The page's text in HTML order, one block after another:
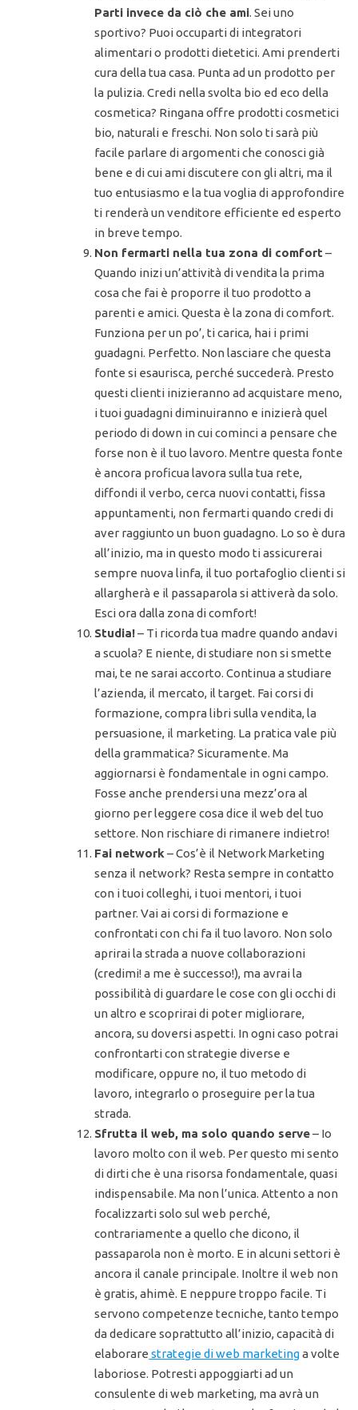
Parti invece da ciò che ami. Sei uno
sportivo? Puoi occuparti di integratori
alimentari o prodotti dietetici. Ami prenderti
cura della tua casa. Punta ad un prodotto per
la pulizia. Credi nella svolta bio ed eco della
cosmetica? Ringana offre prodotti cosmetici
bio, naturali e freschi. Non solo ti sarà più
facile parlare di argomenti che conosci già
bene e di cui ami discutere con gli altri, ma il
tuo entusiasmo e la tua voglia di approfondire
ti renderà un venditore efficiente ed esperto
in breve tempo.
Non fermarti nella tua zona di comfort –
Quando inizi un’attività di vendita la prima
cosa che fai è proporre il tuo prodotto a
parenti e amici. Questa è la zona di comfort.
Funziona per un po’, ti carica, hai i primi
guadagni. Perfetto. Non lasciare che questa
fonte si esaurisca, perché succederà. Presto
questi clienti inizieranno ad acquistare meno,
i tuoi guadagni diminuiranno e inizierà quel
periodo di down in cui cominci a pensare che
forse non è il tuo lavoro. Mentre questa fonte
è ancora proficua lavora sulla tua rete,
diffondi il verbo, cerca nuovi contatti, fissa
appuntamenti, non fermarti quando credi di
aver raggiunto un buon guadagno. Lo so è dura
all’inizio, ma in questo modo ti assicurerai
sempre nuova linfa, il tuo portafoglio clienti si
allargherà e il passaparola si attiverà da solo.
Esci ora dalla zona di comfort!
Studia!– Ti ricorda tua madre quando andavi
a scuola? E niente, di studiare non si smette
mai, te ne sarai accorto. Continua a studiare
l’azienda, il mercato, il target. Fai corsi di
formazione, compra libri sulla vendita, la
persuasione, il marketing. La pratica vale più
della grammatica? Sicuramente. Ma
aggiornarsi è fondamentale in ogni campo.
Fosse anche prendersi una mezz’ora al
giorno per leggere cosa dice il web del tuo
settore. Non rischiare di rimanere indietro!
Fai network – Cos’è il Network Marketing
senza il network? Resta sempre in contatto
con i tuoi colleghi, i tuoi mentori, i tuoi
partner. Vai ai corsi di formazione e
confrontati con chi fa il tuo lavoro. Non solo
aprirai la strada a nuove collaborazioni
(credimi! a me è successo!), ma avrai la
possibilità di guardare le cose con gli occhi di
un altro e scoprirai di poter migliorare,
ancora, su doversi aspetti. In ogni caso potrai
confrontarti con strategie diverse e
modificare, oppure no, il tuo metodo di
lavoro, integrarlo o proseguire per la tua
strada.
Sfrutta il web, ma solo quando serve– Io
lavoro molto con il web. Per questo mi sento
di dirti che è una risorsa fondamentale, quasi
indispensabile. Ma non l’unica. Attento a non
focalizzarti solo sul web perché,
contrariamente a quello che dicono, il
passaparola non è morto. E in alcuni settori è
ancora il canale principale. Inoltre il web non
è gratis, ahimè. E neppure troppo facile. Ti
servono competenze tecniche, tanto tempo
da dedicare soprattutto all’inizio, capacità di
elaborare strategie di web marketinga volte
laboriose. Potresti appoggiarti ad un
consulente di web marketing, ma avrà un